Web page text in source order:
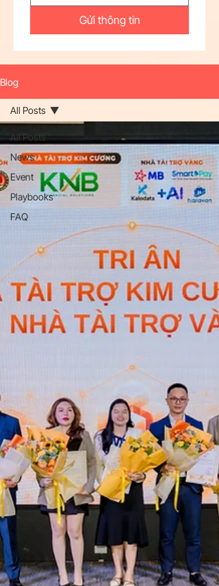
Gửi thông tin
Blog
All Posts
News
Event
Playbooks
FAQ
All Posts